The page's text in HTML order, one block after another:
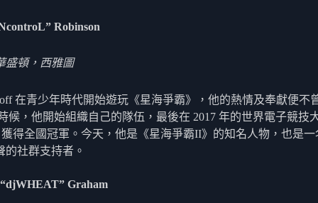
Robinson
盛頓，西雅圖
在青少年時代開始遊玩《星海爭霸》，他的熱情及奉獻便不
候，他開始組織自己的隊伍，最後在 2017 年的世界電子競技
得全國冠軍。今天，他是《星海爭霸II》的知名人物，也是一
的社群支持者。
Graham